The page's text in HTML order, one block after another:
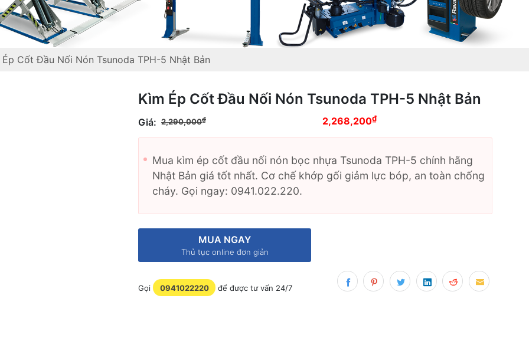
Cốt Đầu Nối Nón Tsunoda TPH-5 Nhật Bản
Kìm Ép Cốt Đầu Nối Nón Tsunoda TPH-5 Nhật Bản
Giá: 2,290,000₫ 2,268,200₫Giá hiện tại là:
2,268,200₫.
Mua kìm ép cốt đầu nối nón bọc nhựa Tsunoda TPH-5 chính hãng
Nhật Bản giá tốt nhất. Cơ chế khớp gối giảm lực bóp, an toàn chống
cháy. Gọi ngay: 0941.022.220.
MUA NGAY
Thủ tục online đơn giản
Gọi 0941022220 để được tư vấn 24/7